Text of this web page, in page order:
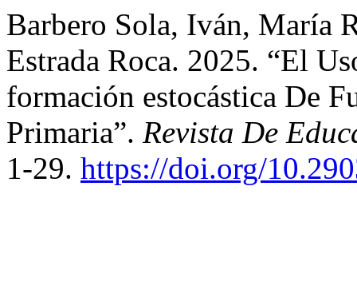
Barbero Sola, Iván, María
Estrada Roca. 2025. “El
formación estocástica De
Primaria”. Revista De
1-29. https://doi.org/